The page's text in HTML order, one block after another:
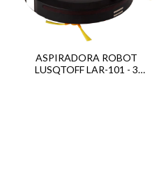
ASPIRADORA ROBOT
LUSQTOFF LAR-101 - 3